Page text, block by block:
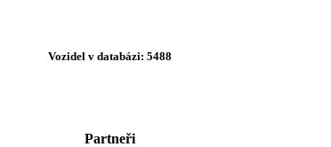
Vozidel v databázi: 5488
Partneři